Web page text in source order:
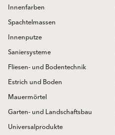
Innenfarben
Spachtelmassen
Innenputze
Saniersysteme
Fliesen- und Bodentechnik
Estrich und Boden
Mauermörtel
Garten- und Landschaftsbau
Universalprodukte